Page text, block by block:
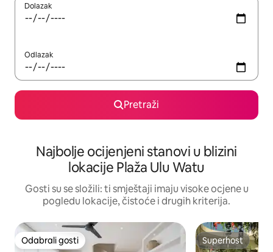
Dolazak
Odlazak
Pretraži
Najbolje ocijenjeni stanovi u blizini
lokacije Plaža Ulu Watu
Gosti su se složili: ti smještaji imaju visoke ocjene u
pogledu lokacije, čistoće i drugih kriterija.
Odabrali gosti
Odabrali gosti Superhost
Superhost